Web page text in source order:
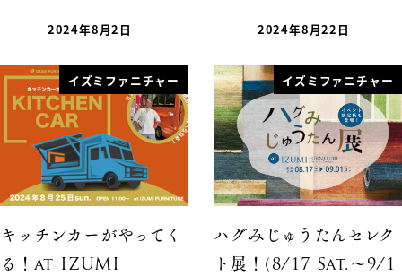
2024年8月2日 2024年8月22日
イズミファニチャー
キッチンカーがやってく
る！at IZUMI
イズミファニチャー
ハグみじゅうたんセレク
ト展！(8/17 Sat.〜9/1